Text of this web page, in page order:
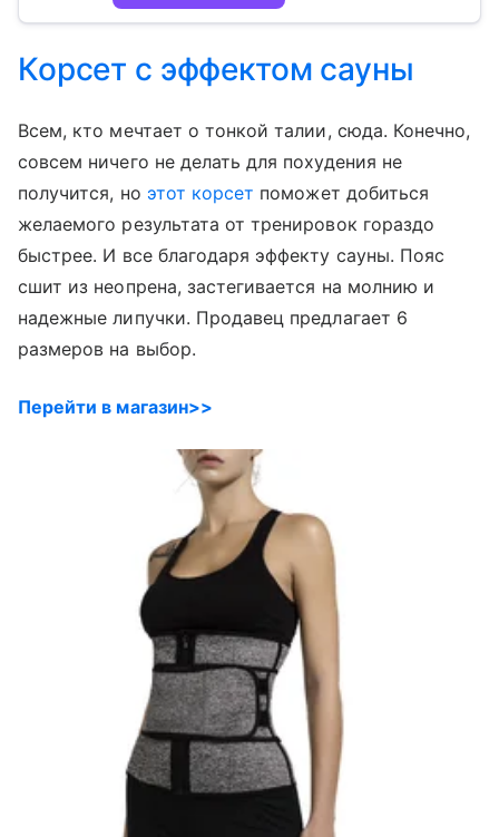
Корсет с эффектом сауны
Всем, кто мечтает о тонкой талии, сюда. Конечно,
совсем ничего не делать для похудения не
получится, но этот корсет поможет добиться
желаемого результата от тренировок гораздо
быстрее. И все благодаря эффекту сауны. Пояс
сшит из неопрена, застегивается на молнию и
надежные липучки. Продавец предлагает 6
размеров на выбор.
Перейти в магазин>>